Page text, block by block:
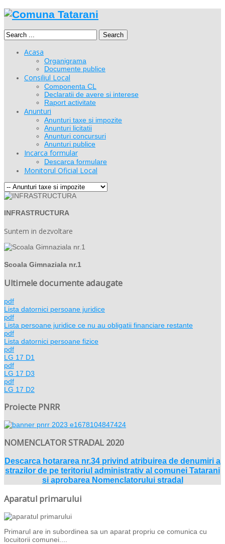
Search
Acasa
Organigrama
Documente publice
Consiliul Local
Componenta CL
Declaratii de avere si interese
Raport activitate
Anunturi
Anunturi taxe si impozite
Anunturi licitatii
Anunturi concursuri
Anunturi publice
Incarca formular
Descarca formulare
Monitorul Oficial Local
INFRASTRUCTURA
Suntem in dezvoltare
Scoala Gimnaziala nr.1
Ultimele documente adaugate
pdf
Lista datornici persoane juridice
pdf
Lista persoane juridice ce nu au obligatii financiare restante
pdf
Lista datornici persoane fizice
pdf
LG 17 D1
pdf
LG 17 D3
pdf
LG 17 D2
Proiecte PNRR
NOMENCLATOR STRADAL 2020
Descarca hotararea nr.34 privind atribuirea de denumiri a
strazilor de pe teritoriul administrativ al comunei Tatarani
si aprobarea Nomenclatorului stradal
Aparatul primarului
Primarul are in subordinea sa un aparat propriu ce comunica cu
locuitorii comunei....